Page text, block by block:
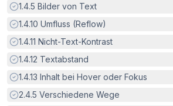
Erfüllt:
1.4.5 Bilder von Text
Erfüllt:
1.4.10 Umfluss (Reflow)
Erfüllt:
1.4.11 Nicht-Text-Kontrast
Erfüllt:
1.4.12 Textabstand
Erfüllt:
1.4.13 Inhalt bei Hover oder Fokus
Erfüllt:
2.4.5 Verschiedene Wege